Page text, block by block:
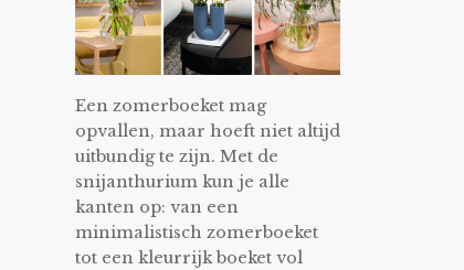
Een zomerboeket mag
opvallen, maar hoeft niet altijd
uitbundig te zijn. Met de
snijanthurium kun je alle
kanten op: van een
minimalistisch zomerboeket
tot een kleurrijk boeket vol